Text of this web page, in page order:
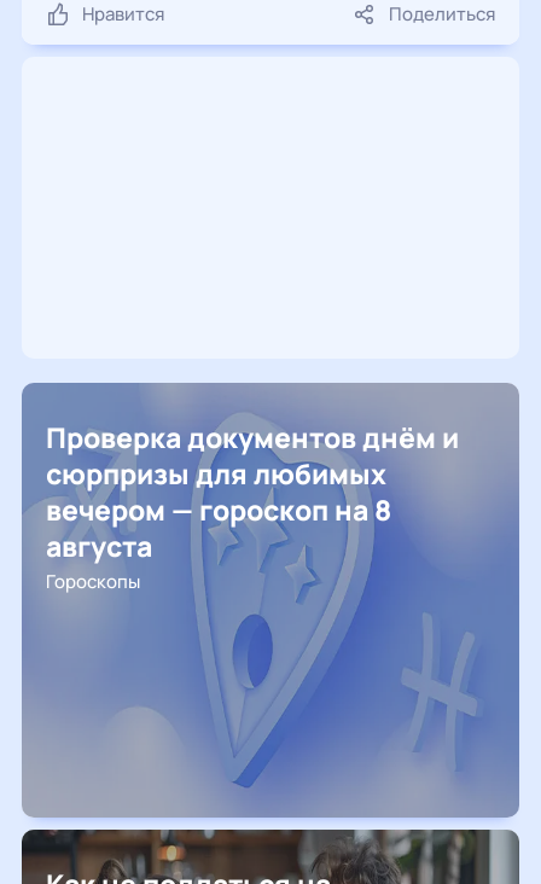
Нравится Поделиться
Проверка документов днём и
сюрпризы для любимых
вечером — гороскоп на 8
августа
Гороскопы